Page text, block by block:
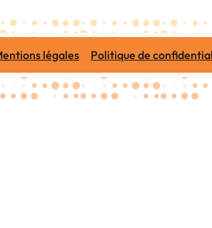
légales Politique de